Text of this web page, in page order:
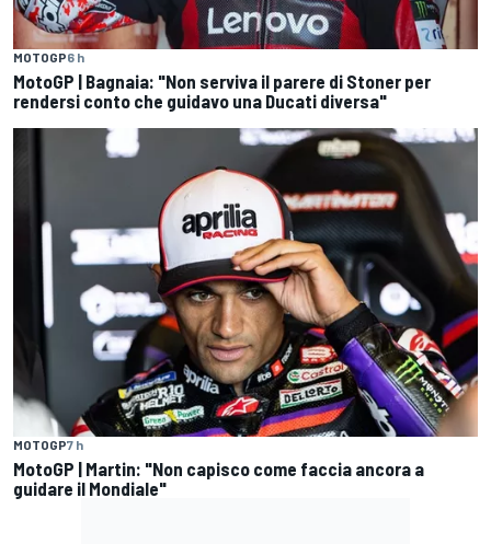
MOTOGP6 h
MotoGP | Bagnaia: "Non serviva il parere di Stoner per
rendersi conto che guidavo una Ducati diversa"
MOTOGP7 h
MotoGP | Martin: "Non capisco come faccia ancora a
guidare il Mondiale"